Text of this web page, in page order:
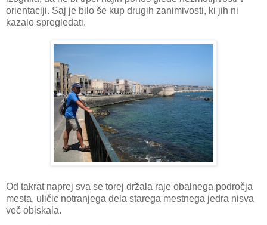
orientaciji. Saj je bilo še kup drugih zanimivosti, ki jih ni
kazalo spregledati.
Od takrat naprej sva se torej držala raje obalnega področja
mesta, uličic notranjega dela starega mestnega jedra nisva
več obiskala.